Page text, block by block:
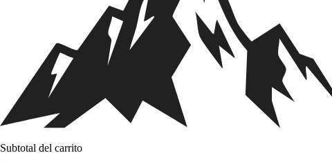
Subtotal del carrito